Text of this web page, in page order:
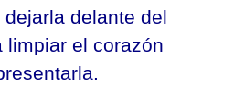
dejarla delante del
limpiar el corazón